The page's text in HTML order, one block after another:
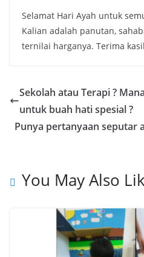
Selamat Hari Ayah untuk
Kalian adalah panutan,
ternilai harganya. Terima
Sekolah atau Terapi ?
untuk buah hati spesial ?
Punya pertanyaan seputar
You May Also